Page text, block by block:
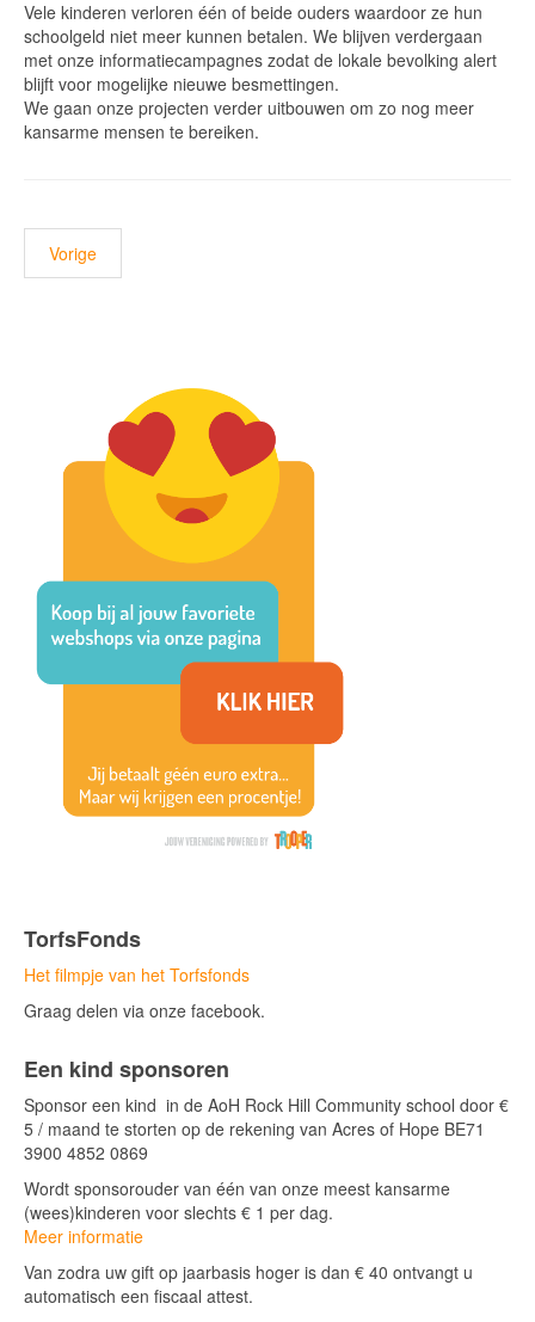
Vele kinderen verloren één of beide ouders waardoor ze hun
schoolgeld niet meer kunnen betalen. We blijven verdergaan
met onze informatiecampagnes zodat de lokale bevolking alert
blijft voor mogelijke nieuwe besmettingen.
We gaan onze projecten verder uitbouwen om zo nog meer
kansarme mensen te bereiken.
Vorige
TorfsFonds
Het filmpje van het Torfsfonds
Graag delen via onze facebook.
Een kind sponsoren
Sponsor een kind in de AoH Rock Hill Community school door €
5 / maand te storten op de rekening van Acres of Hope BE71
3900 4852 0869
Wordt sponsorouder van één van onze meest kansarme
(wees)kinderen voor slechts € 1 per dag.
Meer informatie
Van zodra uw gift op jaarbasis hoger is dan € 40 ontvangt u
automatisch een fiscaal attest.